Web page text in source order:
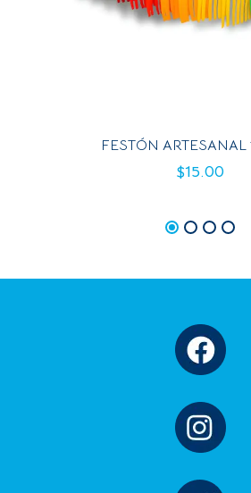
FESTÓN ARTESANAL
$15.00